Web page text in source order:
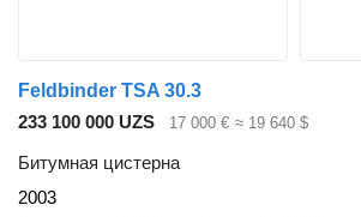
Feldbinder TSA 30.3
233 100 000 UZS
17 000 € ≈ 19 640 $
Битумная цистерна
2003